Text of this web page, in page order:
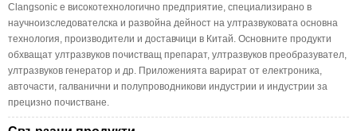
Clangsonic е високотехнологично предприятие, специализирано в
научноизследователска и развойна дейност на ултразвуковата основна
технология, производители и доставчици в Китай. Основните продукти
обхващат ултразвуков почистващ препарат, ултразвуков преобразувател,
ултразвуков генератор и др. Приложенията варират от електроника,
авточасти, галванични и полупроводникови индустрии и индустрии за
прецизно почистване.